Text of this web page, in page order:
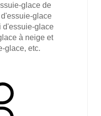
glace de
glace
d'essuie-glace
à neige et
glace, etc.